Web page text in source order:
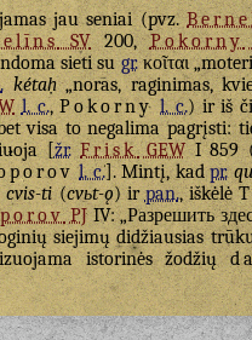
jau seniai (pvz.
SV200,Pokorny
sieti sugr. κοῖται
kétaḥ„noras, raginimas,
l. c.,Pokorny l. c.) ir iš
visa to negalima pagrįsti:
[žr. FriskGEWI 859
l. c.]. Mintį, kadpr.
cvis-ti(cvьt-ǫ) irpan., iškėlė
PJIV: „Разрешить
siejimų didžiausias
istorinės žodžių